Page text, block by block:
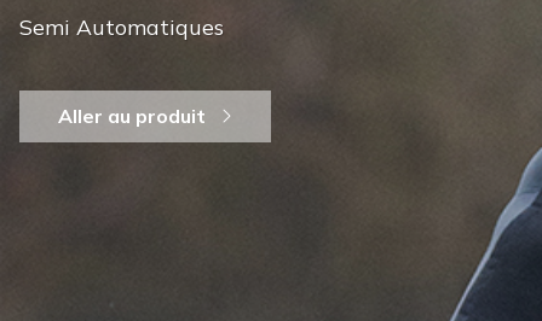
Semi Automatiques
Aller au produit